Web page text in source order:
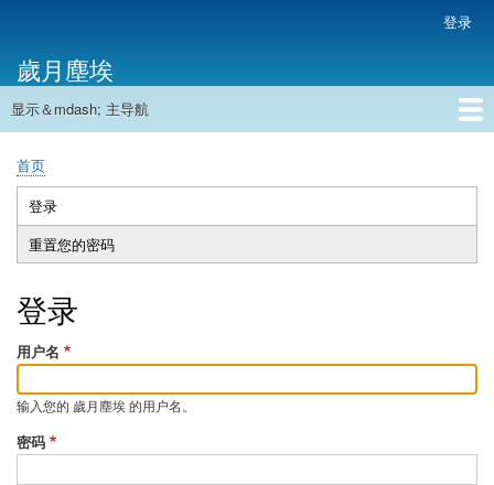
主
内
帐
户
菜
单
登录
歲月塵埃
主
航
显示＆mdash; 主导航
首页
面
包
屑
首页
主
标
登录
动
标
重置您的密码
登录
用户名
输入您的 歲月塵埃 的用户名。
密码